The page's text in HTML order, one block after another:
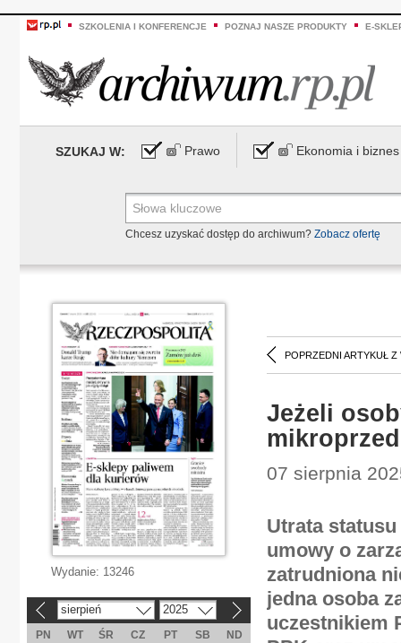
SZKOLENIA I KONFERENCJE POZNAJ NASZE PRODUKTY E-
SZUKAJ W: Prawo Ekonomia i biznes
Chcesz uzyskać dostęp do archiwum? Zobacz ofertę
POPRZEDNI ARTYKUŁ Z
Jeżeli
07 sierpnia
Utrata
umowy o
zatrudniona
jedna osoba
uczestnikiem
Wydanie: 13246
sierpień 2025
PN WT ŚR CZ PT SB
ND